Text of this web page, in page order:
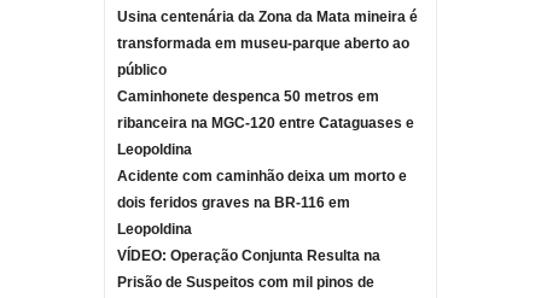
Usina centenária da Zona da Mata mineira é
transformada em museu-parque aberto ao
público
Caminhonete despenca 50 metros em
ribanceira na MGC-120 entre Cataguases e
Leopoldina
Acidente com caminhão deixa um morto e
dois feridos graves na BR-116 em
Leopoldina
VÍDEO: Operação Conjunta Resulta na
Prisão de Suspeitos com mil pinos de